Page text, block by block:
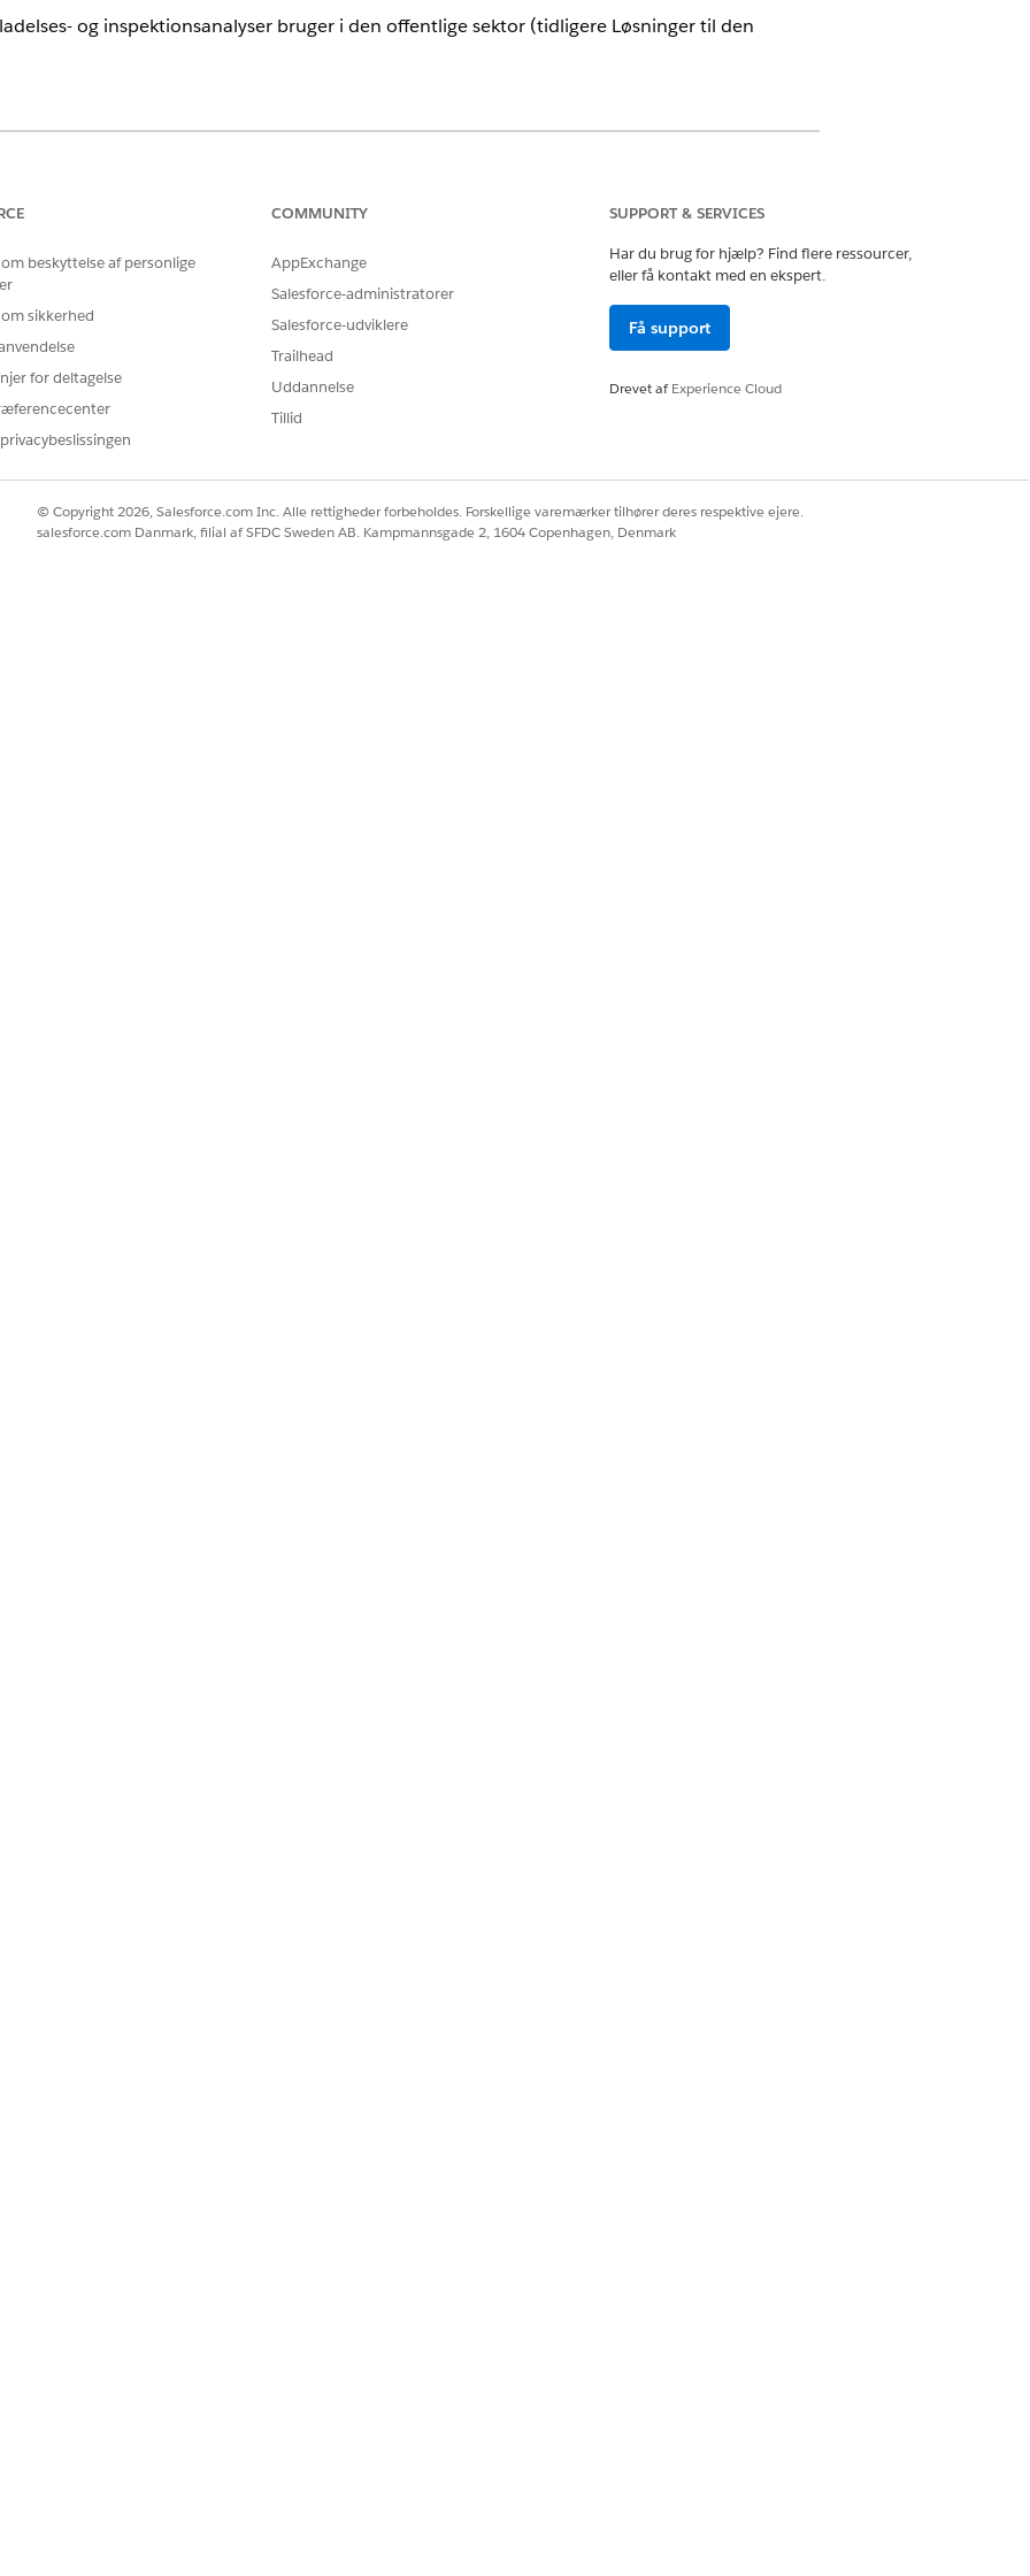
og inspektionsanalyser bruger i den offentlige sektor (tidligere Løsninger til den
en registrering i mindst et af disse objekter, får du en fejl, når du forsøger at oprette
og Inspections-appen. Følg instruktionerne i meddelelsen for at tilføje påkrævede data, og
appen.
beskyttelse af personlige
sikkerhed
for deltagelse
COMMUNITY
AppExchange
Salesforce-administratorer
Salesforce-udviklere
Trailhead
Uddannelse
Tillid
SUPPORT & SERVICES
Har du brug for hjælp? Find flere ressourcer,
eller få kontakt med en ekspert.
Få support
Drevet afExperience Cloud
© Copyright 2026, Salesforce.com Inc. Alle rettigheder forbeholdes. Forskellige varemærker tilhører deres respektive ejere.
salesforce.com Danmark, filial af SFDC Sweden AB. Kampmannsgade 2, 1604 Copenhagen, Denmark